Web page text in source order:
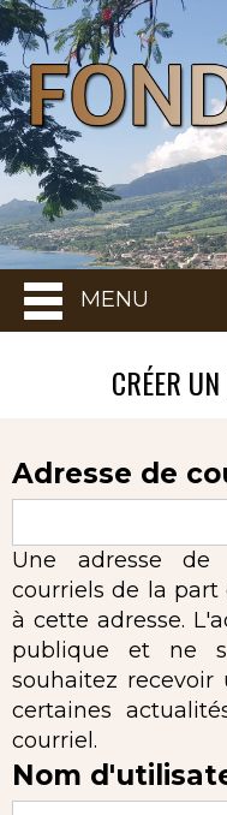
MENU
CRÉER
Adresse de
Une adresse de
courriels de la part
à cette adresse.
publique et ne
souhaitez
certaines
courriel.
Nom